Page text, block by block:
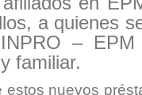
a quienes
–
familiar.
estos nuevos